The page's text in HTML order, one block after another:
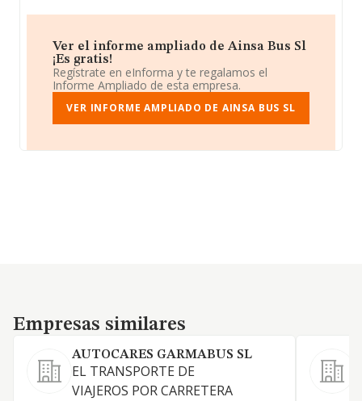
Ver el informe ampliado de Ainsa Bus Sl
¡Es gratis!
Regístrate en eInforma y te regalamos el
Informe Ampliado de esta empresa.
VER INFORME AMPLIADO DE AINSA BUS SL
Empresas similares
Empresas similares
AUTOCARES GARMABUS SL
EL TRANSPORTE DE
VIAJEROS POR CARRETERA